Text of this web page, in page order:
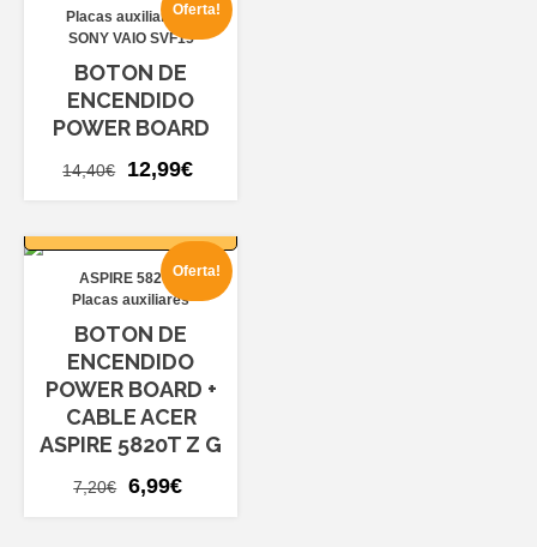
Oferta!
Placas auxiliares
SONY VAIO SVF15
BOTON DE
ENCENDIDO
POWER BOARD
14,40€
El
era:
14,40€.
12,99€
es:
12,99€.
Oferta!
ASPIRE 5820
Placas auxiliares
BOTON DE
ENCENDIDO
POWER BOARD +
CABLE ACER
ASPIRE 5820T Z G
7,20€
El
6,99€